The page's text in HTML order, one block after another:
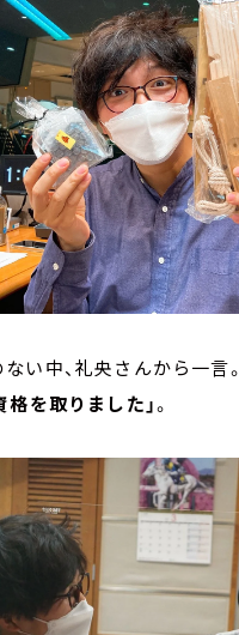
い中、礼央さんから一言。
格を取りました」。